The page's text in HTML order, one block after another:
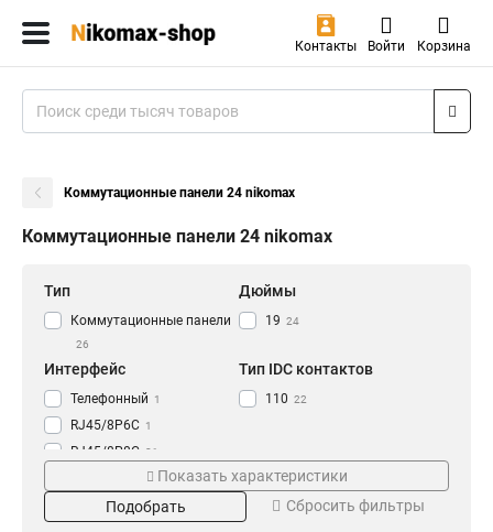
Контакты Войти Корзина
Коммутационные панели 24 nikomax
Коммутационные панели 24 nikomax
Тип
Коммутационные панели
26
Дюймы
19 24
Интерфейс
Телефонный 1
RJ45/8P6C 1
RJ45/8P8C 21
Тип IDC контактов
110 22
Схема разводки
T568A/B 21
Высота
2U 4
Показать характеристики
Подобрать
Сбросить фильтры